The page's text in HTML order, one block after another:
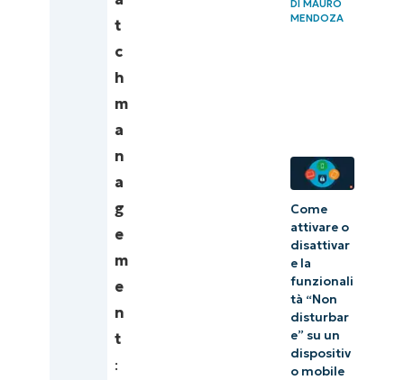
di NinjaOne.
t
c
h
m
a
n
a
g
e
m
e
n
t
:
DI MAURO
MENDOZA
Come
attivare o
disattivar
e la
funzionali
tà “Non
disturbar
e” su un
dispositiv
o mobile